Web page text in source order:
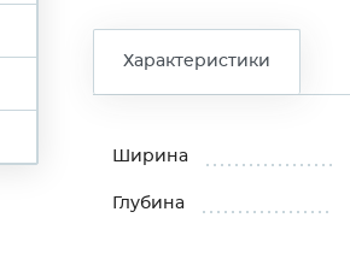
Характеристики
Ширина
Глубина